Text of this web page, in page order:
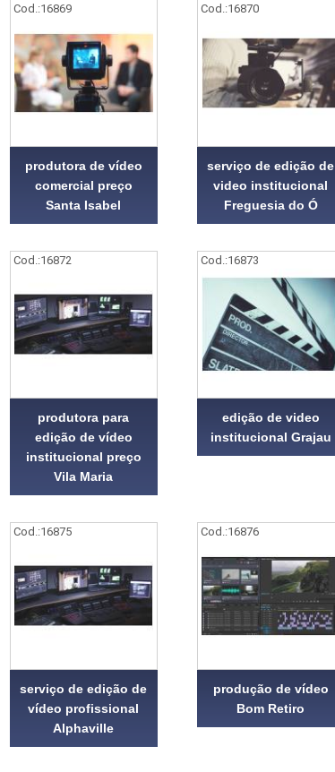
Cod.:16869
produtora de vídeo
comercial preço
Santa Isabel
Cod.:16870
serviço de edição de
video institucional
Freguesia do Ó
Cod.:16872
produtora para
edição de vídeo
institucional preço
Vila Maria
Cod.:16873
edição de video
institucional Grajau
Cod.:16875
serviço de edição de
vídeo profissional
Alphaville
Cod.:16876
produção de vídeo
Bom Retiro